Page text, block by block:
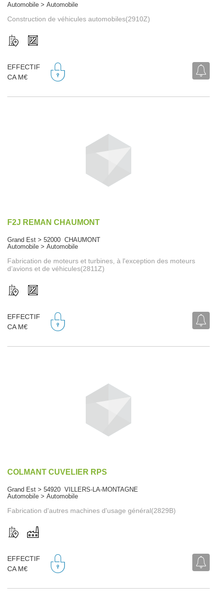
Automobile > Automobile
Construction de véhicules automobiles(2910Z)
EFFECTIF
CA M€
F2J REMAN CHAUMONT
Grand Est > 52000 CHAUMONT
Automobile > Automobile
Fabrication de moteurs et turbines, à l'exception des moteurs
d’avions et de véhicules(2811Z)
EFFECTIF
CA M€
COLMANT CUVELIER RPS
Grand Est > 54920 VILLERS-LA-MONTAGNE
Automobile > Automobile
Fabrication d'autres machines d'usage général(2829B)
EFFECTIF
CA M€